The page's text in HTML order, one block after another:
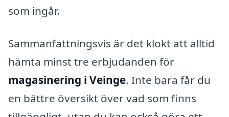
som ingår.
Sammanfattningsvis är det klokt att alltid
hämta minst tre erbjudanden för
magasinering i Veinge. Inte bara får du
en bättre översikt över vad som finns